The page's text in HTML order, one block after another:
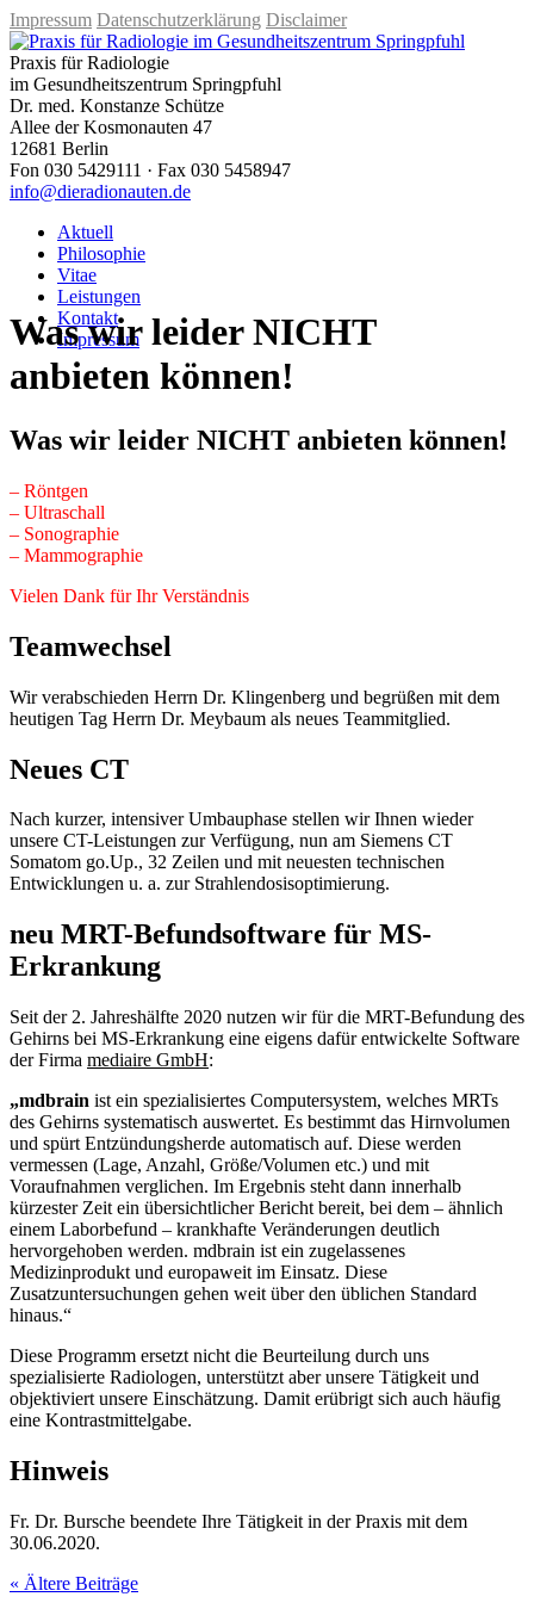
Impressum Datenschutzerklärung Disclaimer
Praxis für Radiologie
im Gesundheitszentrum Springpfuhl
Dr. med. Konstanze Schütze
Allee der Kosmonauten 47
12681 Berlin
Fon 030 5429111 · Fax 030 5458947
info@dieradionauten.de
Aktuell
Philosophie
Vitae
Leistungen
Kontakt
Impressum
Was wir leider NICHT
anbieten können!
Was wir leider NICHT anbieten können!
– Röntgen
– Ultraschall
– Sonographie
– Mammographie
Vielen Dank für Ihr Verständnis
Teamwechsel
Wir verabschieden Herrn Dr. Klingenberg und begrüßen mit dem
heutigen Tag Herrn Dr. Meybaum als neues Teammitglied.
Neues CT
Nach kurzer, intensiver Umbauphase stellen wir Ihnen wieder
unsere CT-Leistungen zur Verfügung, nun am Siemens CT
Somatom go.Up., 32 Zeilen und mit neuesten technischen
Entwicklungen u. a. zur Strahlendosisoptimierung.
neu MRT-Befundsoftware für MS-
Erkrankung
Seit der 2. Jahreshälfte 2020 nutzen wir für die MRT-Befundung des
Gehirns bei MS-Erkrankung eine eigens dafür entwickelte Software
der Firma mediaire GmbH:
„mdbrain ist ein spezialisiertes Computersystem, welches MRTs
des Gehirns systematisch auswertet. Es bestimmt das Hirnvolumen
und spürt Entzündungsherde automatisch auf. Diese werden
vermessen (Lage, Anzahl, Größe/Volumen etc.) und mit
Voraufnahmen verglichen. Im Ergebnis steht dann innerhalb
kürzester Zeit ein übersichtlicher Bericht bereit, bei dem – ähnlich
einem Laborbefund – krankhafte Veränderungen deutlich
hervorgehoben werden. mdbrain ist ein zugelassenes
Medizinprodukt und europaweit im Einsatz. Diese
Zusatzuntersuchungen gehen weit über den üblichen Standard
hinaus.“
Diese Programm ersetzt nicht die Beurteilung durch uns
spezialisierte Radiologen, unterstützt aber unsere Tätigkeit und
objektiviert unsere Einschätzung. Damit erübrigt sich auch häufig
eine Kontrastmittelgabe.
Hinweis
Fr. Dr. Bursche beendete Ihre Tätigkeit in der Praxis mit dem
30.06.2020.
« Ältere Beiträge